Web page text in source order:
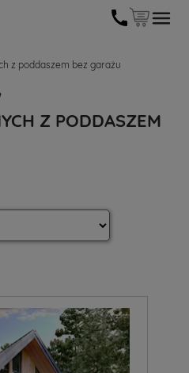
z poddaszem bez garażu
Z PODDASZEM